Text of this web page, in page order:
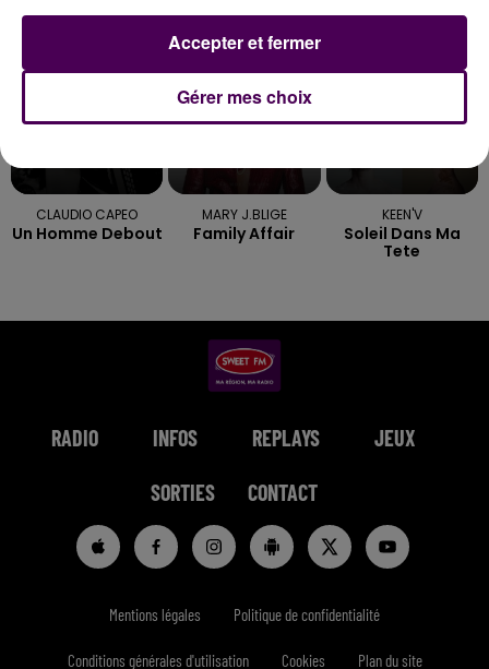
7h02
7h02
CLAUDIO CAPEO
Un Homme Debout
6h55
6h55
MARY J.BLIGE
Family Affair
6h49
6h49
KEEN'V
Soleil Dans Ma
Tete
RADIO INFOS REPLAYS JEUX
SORTIES CONTACT
Mentions légales Politique de confidentialité
Conditions générales d'utilisation Cookies Plan du site
Gérer mes choix
Accepter et fermer